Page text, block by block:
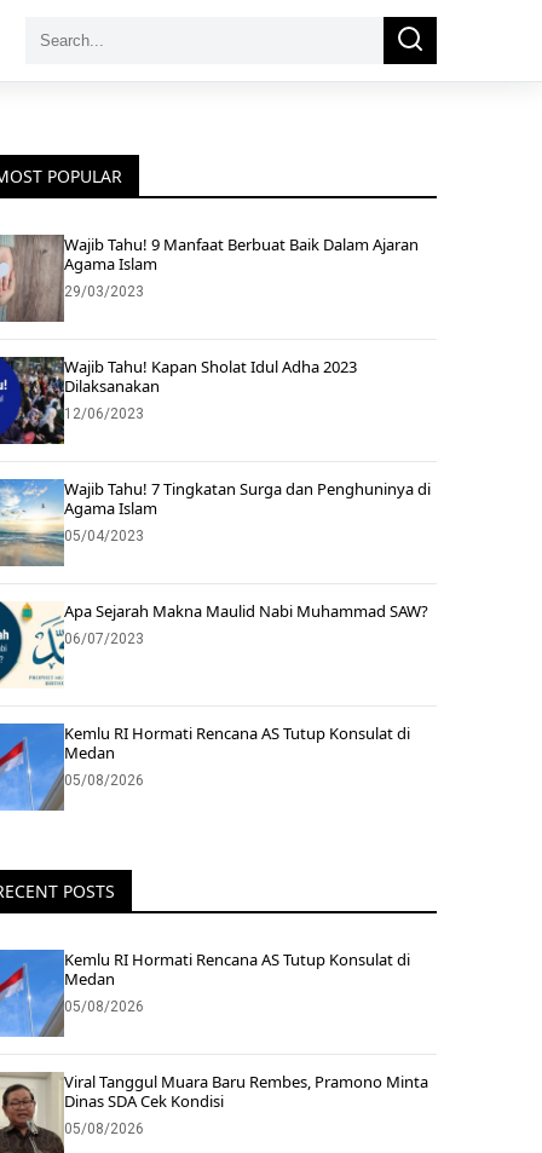
Search
Search
POPULAR
Wajib Tahu! 9 Manfaat Berbuat Baik Dalam Ajaran
Agama Islam
29/03/2023
Wajib Tahu! Kapan Sholat Idul Adha 2023
Dilaksanakan
12/06/2023
Wajib Tahu! 7 Tingkatan Surga dan Penghuninya di
Agama Islam
05/04/2023
Apa Sejarah Makna Maulid Nabi Muhammad SAW?
06/07/2023
Kemlu RI Hormati Rencana AS Tutup Konsulat di
Medan
05/08/2026
POSTS
Kemlu RI Hormati Rencana AS Tutup Konsulat di
Medan
05/08/2026
Viral Tanggul Muara Baru Rembes, Pramono Minta
Dinas SDA Cek Kondisi
05/08/2026